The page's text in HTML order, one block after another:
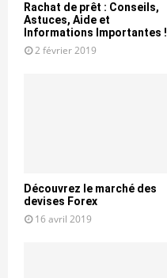
Rachat de prêt : Conseils,
Astuces, Aide et
Informations Importantes !
2 février 2019
Découvrez le marché des
devises Forex
16 avril 2019